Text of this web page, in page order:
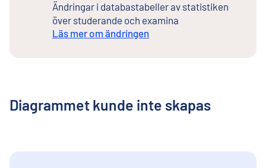
Ändringar i databastabeller av statistiken
över studerande och examina
Läs mer om ändringen
Diagrammet kunde inte skapas